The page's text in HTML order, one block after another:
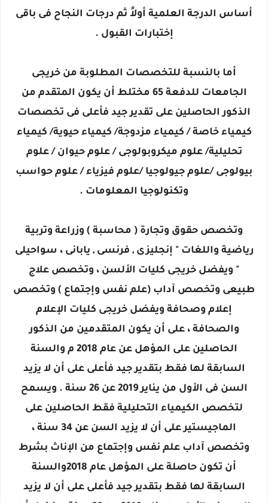
أساس الدرجة العلمية أولاً ثم درجات النجاح فى باقى
إختبارات القبول .
أما بالنسبة للتخصصات المطلوبة من خريجى
الجامعات للدفعة 65 مختلط أن يكون المتقدم من
الذكور الحاصلين على تقدير جيد فأعلى فى تخصصات
كيمياء خاصة / كيمياء مزدوجة/ كيمياء حيوية/ كيمياء
تحليلية/ علوم ميكروبولوجى / علوم حيوان / علوم
بيولوجى /علوم جيولوجيا /علوم فيزياء / علوم حواسب
وتكنولوجيا المعلومات .
وتخصص حقوق وتجارة ( محاسبة ) وزراعة وتربية
رياضية واللغات " إنجليزى , فرنسى , يابانى ، سواحيلى
" ويفضل خريجى كليات الألسن ، وتخصص علاج
طبيعى وتخصص آداب (علم نفس وإجتماع ) وتخصص
إعلام وصحافة ويفضل خريجى كليات الإعلام
والصحافة ، على أن يكون المتقدمين من الذكور
الحاصلين على المؤهل عن عام 2018 م والسنة
السابقة لها فقط بتقدير جيد فأعلى على أن لا يزيد
السن فى الأول من يناير 2019 عن 26 سنة . ويسمح
لتخصص الكيمياء التحليلية فقط الحاصلين على
الماجيستير على أن لا يزيد السن عن 34 سنة ،
وتخصص آداب علم نفس وإجتماع من الإناث بشرط
أن تكون حاصلة على المؤهل عام 2018والسنة
السابقة لها فقط بتقدير جيد فأعلى على أن لا يزيد